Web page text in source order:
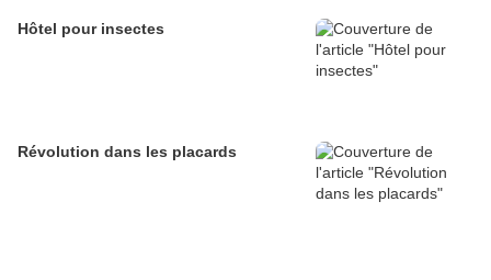
Hôtel pour insectes
Révolution dans les placards